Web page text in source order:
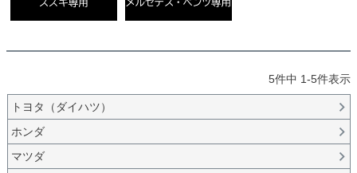
5件中 1-5件表示
トヨタ（ダイハツ）
ホンダ
マツダ